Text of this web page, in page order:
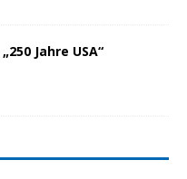
Jahre USA“